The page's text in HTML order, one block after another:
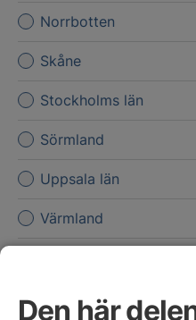
Den här
Norrbotten
Skåne
Stockholms län
Sörmland
Uppsala län
Värmland
Västernorrland